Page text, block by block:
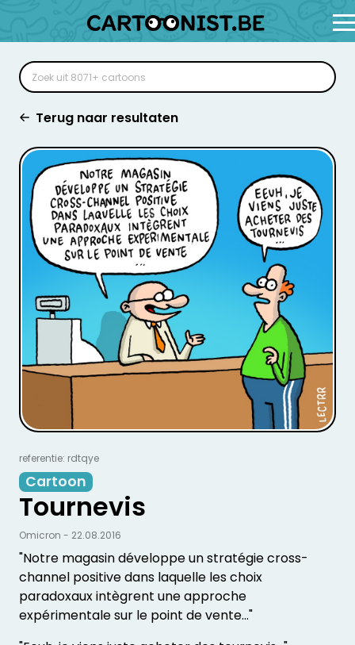
Terug naar resultaten
referentie: rdtqye
Cartoon
Tournevis
"Notre magasin développe un stratégie cross-
channel positive dans laquelle les choix
paradoxaux intègrent une approche
expérimentale sur le point de vente…"
Omicron - 22.08.2016